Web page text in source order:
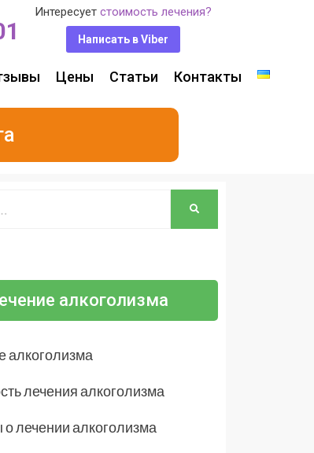
Интересует стоимость лечения?
Написать в Viber
Цены Статьи Контакты
алкоголизма
алкоголизма
лечения алкоголизма
лечении алкоголизма